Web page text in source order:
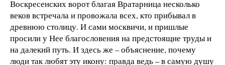
Воскресенских ворот благая Вратарница несколько
веков встречала и провожала всех, кто прибывал в
древнюю столицу. И сами москвичи, и пришлые
просили у Нее благословения на предстоящие труды и
на далекий путь. И здесь же – объяснение, почему
люди так любят эту икону: правда ведь – в самую душу